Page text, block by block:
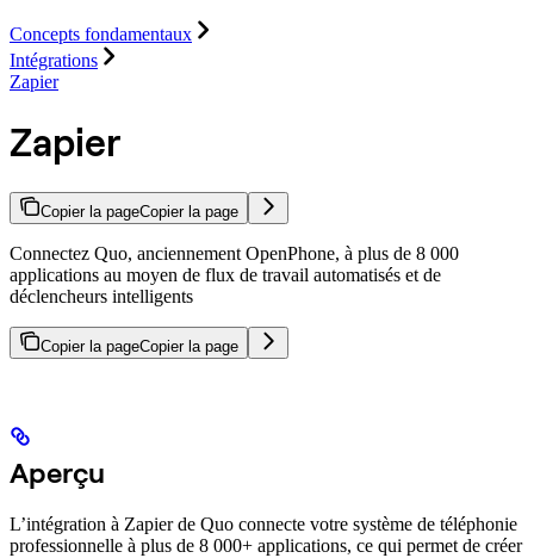
Concepts fondamentaux
Intégrations
Zapier
Zapier
Copier la pageCopier la page
Connectez Quo, anciennement OpenPhone, à plus de 8 000
applications au moyen de flux de travail automatisés et de
déclencheurs intelligents
Copier la pageCopier la page
Aperçu
L’intégration à Zapier de Quo connecte votre système de téléphonie
professionnelle à plus de 8 000+ applications, ce qui permet de créer